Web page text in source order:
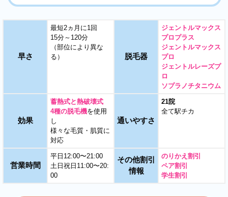
早さ
最短2ヵ月に1回
15分～120分
（部位により異な
る）
脱毛器
ジェントルマックス
プロプラス
ジェントルマックス
プロ
ジェントルレーズプ
ロ
ソプラノチタニウム
効果
蓄熱式と熱破壊式
4種の脱毛機を使用
し
様々な毛質・肌質に
対応
通いやすさ
21院
全て駅チカ
営業時間
平日12:00〜21:00
土日祝日11:00〜20:
00
その他割引
情報
のりかえ割引
ペア割引
学生割引